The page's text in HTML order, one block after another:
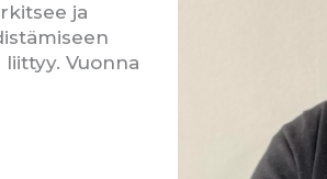
ja
Vuonna